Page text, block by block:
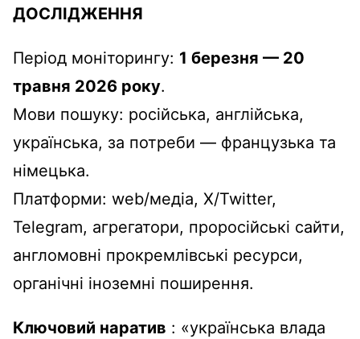
ДОСЛІДЖЕННЯ
Період моніторингу: 1 березня — 20
травня 2026 року.
Мови пошуку: російська, англійська,
українська, за потреби — французька та
німецька.
Платформи: web/медіа, X/Twitter,
Telegram, агрегатори, проросійські сайти,
англомовні прокремлівські ресурси,
органічні іноземні поширення.
Ключовий наратив : «українська влада